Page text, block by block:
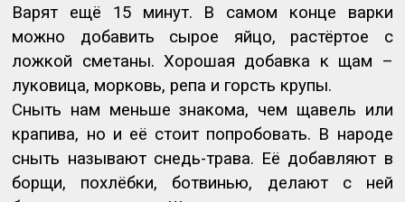
Варят ещё 15 минут. В самом конце варки
можно добавить сырое яйцо, растёртое с
ложкой сметаны. Хорошая добавка к щам –
луковица, морковь, репа и горсть крупы.
Сныть нам меньше знакома, чем щавель или
крапива, но и её стоит попробовать. В народе
сныть называют снедь-трава. Её добавляют в
борщи, похлёбки, ботвинью, делают с ней